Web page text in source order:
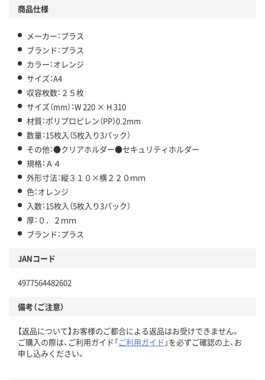
商品仕様
メーカー：プラス
ブランド：プラス
カラー：オレンジ
サイズ：A4
収容枚数：２５枚
サイズ（mm）：W 220 × H 310
材質：ポリプロピレン（PP）0.2mm
数量：15枚入（5枚入り3パック）
その他：●クリアホルダー●セキュリティホルダー
規格：Ａ４
外形寸法：縦３１０×横２２０ｍｍ
色：オレンジ
入数：15枚入（5枚入り3パック）
厚：０．２ｍｍ
ブランド：プラス
JANコード
4977564482602
備考（ご注意）
【返品について】お客様のご都合による返品はお受けできません。
ご購入の際は、ご利用ガイド「ご利用ガイド 」を必ずご確認の上、お
申し込みください。